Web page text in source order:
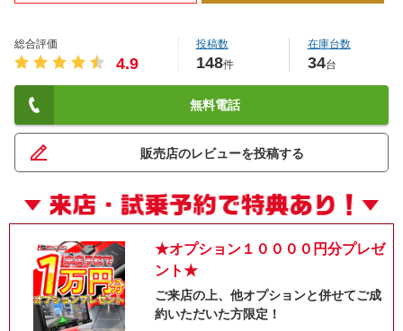
総合評価
4.9
投稿数
148件
在庫台数
34台
無料電話
販売店のレビューを投稿する
★オプション１００００円分プレゼ
ント★
ご来店の上、他オプションと併せてご成
約いただいた方限定！